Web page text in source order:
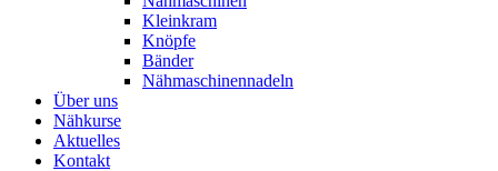
Kleinkram
Knöpfe
Bänder
Nähmaschinennadeln
Über uns
Nähkurse
Aktuelles
Kontakt